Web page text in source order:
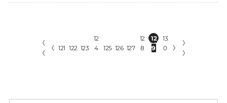
〈
〈
〈 121 122 123
12
4
125 126 127
12
8
12
9
13
0
〉
〉
〉